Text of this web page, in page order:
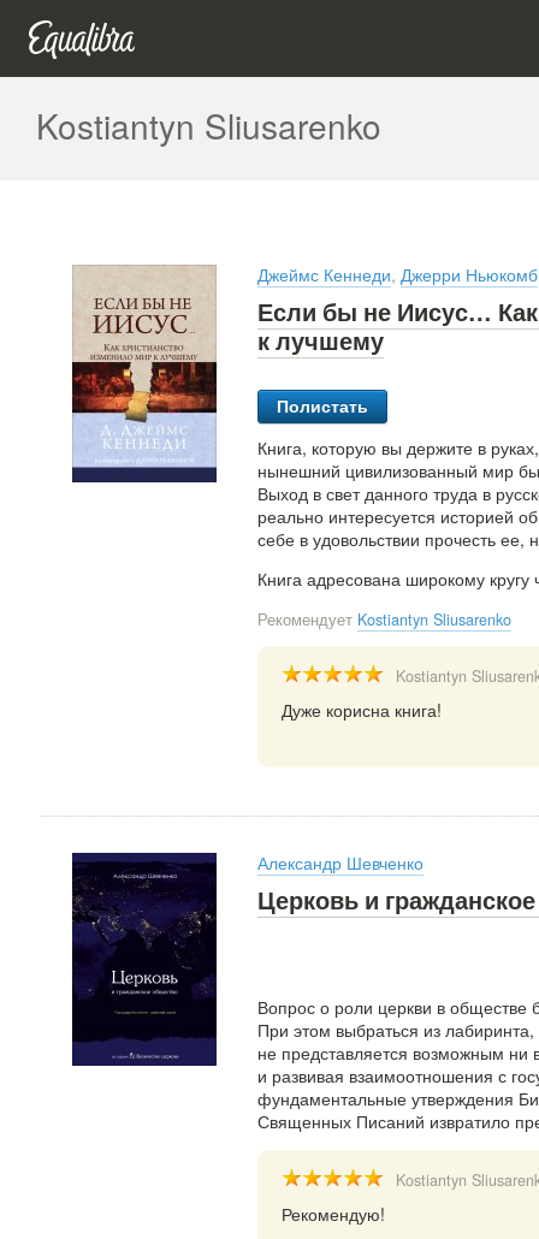
Kostiantyn Sliusarenko
Джеймс Кеннеди, Джерри Ньюкомб
Если бы не Иисус…
к лучшему
Полистать
Книга, которую вы держите в
нынешний цивилизованный мир
Выход в свет данного труда в
реально интересуется историей
себе в удовольствии прочесть
Книга адресована широкому кругу
Рекомендует Kostiantyn Sliusarenko
Kostiantyn
Дуже корисна книга!
Александр Шевченко
Церковь и
Вопрос о роли церкви в
При этом выбраться из
не представляется возможным ни
и развивая взаимоотношения с
фундаментальные утверждения
Священных Писаний извратило
Kostiantyn
Рекомендую!